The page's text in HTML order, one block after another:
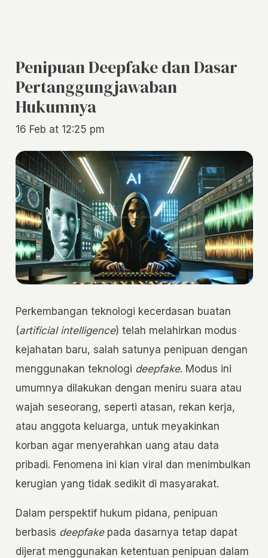
Penipuan Deepfake dan Dasar
Pertanggungjawaban
Hukumnya
16 Feb at 12:25 pm
Perkembangan teknologi kecerdasan buatan
(artificial intelligence) telah melahirkan modus
kejahatan baru, salah satunya penipuan dengan
menggunakan teknologi deepfake. Modus ini
umumnya dilakukan dengan meniru suara atau
wajah seseorang, seperti atasan, rekan kerja,
atau anggota keluarga, untuk meyakinkan
korban agar menyerahkan uang atau data
pribadi. Fenomena ini kian viral dan menimbulkan
kerugian yang tidak sedikit di masyarakat.
Dalam perspektif hukum pidana, penipuan
berbasis deepfakepada dasarnya tetap dapat
dijerat menggunakan ketentuan penipuan dalam